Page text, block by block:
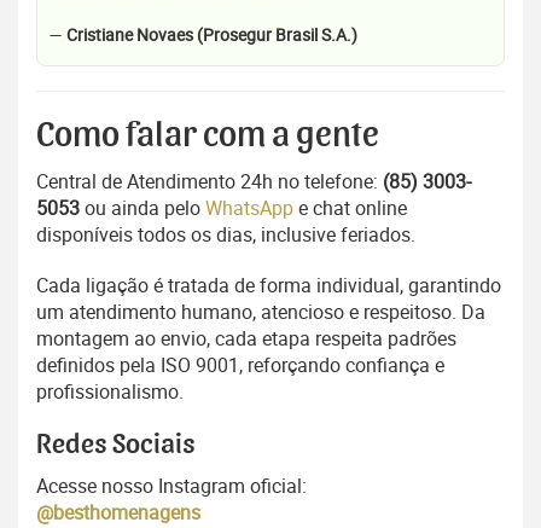
— Cristiane Novaes (Prosegur Brasil S.A.)
Como falar com a gente
Central de Atendimento 24h no telefone: (85) 3003-
5053ou ainda peloWhatsAppe chat online
disponíveis todos os dias, inclusive feriados.
Cada ligação é tratada de forma individual, garantindo
um atendimento humano, atencioso e respeitoso. Da
montagem ao envio, cada etapa respeita padrões
definidos pela ISO 9001, reforçando confiança e
profissionalismo.
Redes Sociais
Acesse nosso Instagram oficial:
@besthomenagens